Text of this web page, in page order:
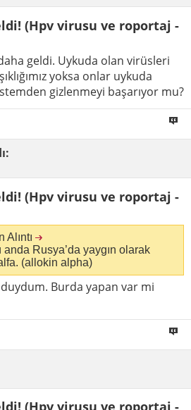
(Hpv virusu ve roportaj -
geldi. Uykuda olan virüsleri
yoksa onlar uykuda
gizlenmeyi başarıyor mu?
(Hpv virusu ve roportaj -
anda Rusya’da yaygın olarak
(allokin alpha)
Burda yapan var mi